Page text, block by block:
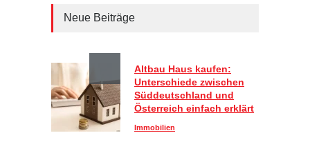
Neue Beiträge
Altbau Haus kaufen:
Unterschiede zwischen
Süddeutschland und
Österreich einfach erklärt
Immobilien